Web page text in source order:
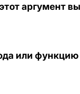
аргумент
или